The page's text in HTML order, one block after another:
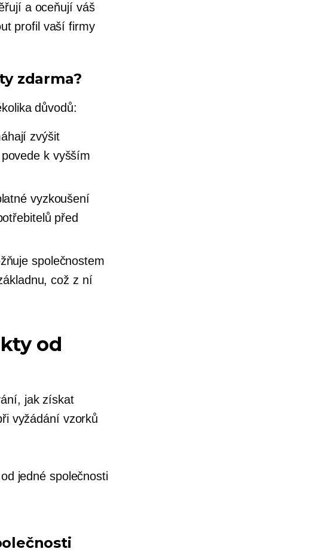
a oceňují váš
profil vaší firmy
zdarma?
důvodů:
zvýšit
k vyšším
vyzkoušení
před
společnostem
což z ní
od
jak získat
vyžádání vzorků
jedné společnosti